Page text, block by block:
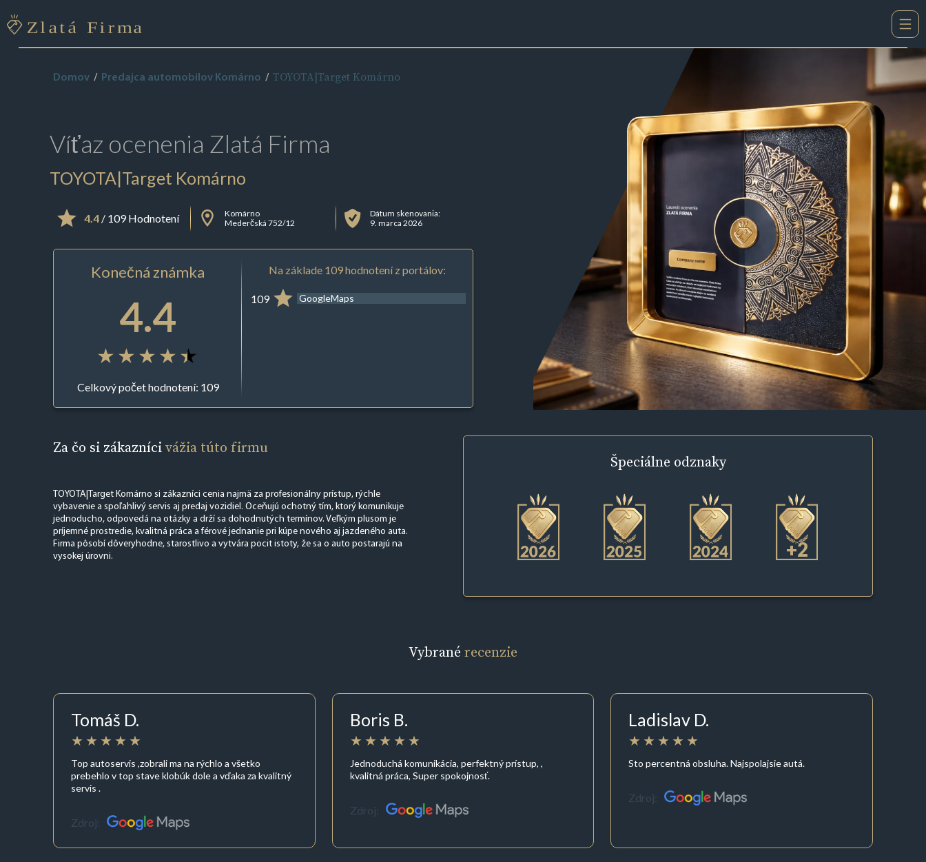
Domov Predajca automobilov Komárno TOYOTA|Target Komárno
Víťaz ocenenia Zlatá Firma
TOYOTA|Target Komárno
4.4/ 109 Hodnotení
Komárno
Mederčská 752/12
Dátum skenovania:
9. marca 2026
Konečná známka
4.4
Celkový počet hodnotení: 109
Na základe 109 hodnotení z portálov:
109 GoogleMaps
Za čo si zákaznícivážia túto firmu
TOYOTA|Target Komárno si zákazníci cenia najmä za profesionálny prístup, rýchle
vybavenie a spoľahlivý servis aj predaj vozidiel. Oceňujú ochotný tím, ktorý komunikuje
jednoducho, odpovedá na otázky a drží sa dohodnutých termínov. Veľkým plusom je
príjemné prostredie, kvalitná práca a férové jednanie pri kúpe nového aj jazdeného auta.
Firma pôsobí dôveryhodne, starostlivo a vytvára pocit istoty, že sa o auto postarajú na
vysokej úrovni.
Špeciálne odznaky
+2
Vybrané recenzie
Tomáš D.
Top autoservis ,zobrali ma na rýchlo a všetko
prebehlo v top stave klobúk dole a vďaka za kvalitný
servis .
Zdroj:
Boris B.
Jednoduchá komunikácia, perfektný prístup, ,
kvalitná práca, Super spokojnosť.
Zdroj:
Ladislav D.
Sto percentná obsluha. Najspolajsie autá.
Zdroj: